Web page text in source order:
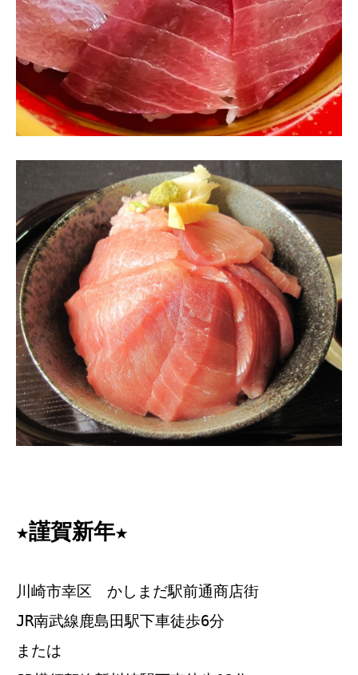
★謹賀新年★
川崎市幸区 かしまだ駅前通商店街
JR南武線鹿島田駅下車徒歩6分
または